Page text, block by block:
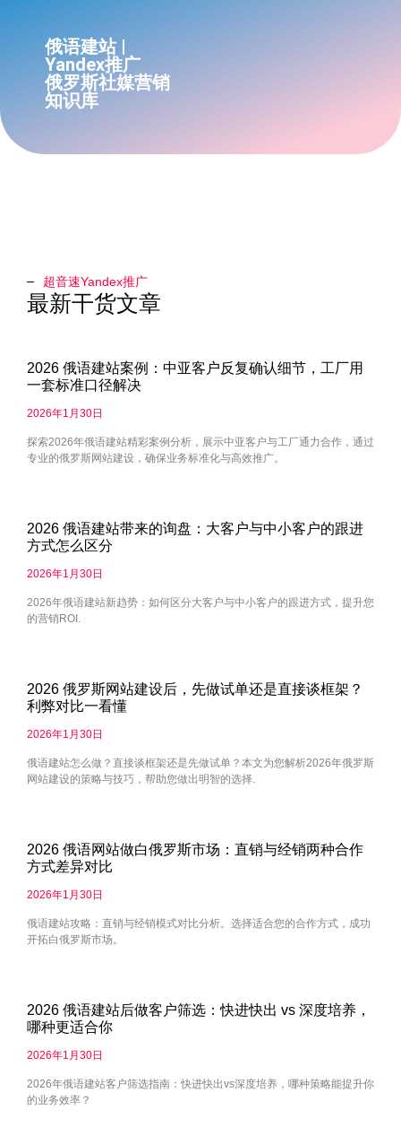
俄语建站 |
Yandex推广
俄罗斯社媒营销
知识库
超音速Yandex推广​
最新干货文章
2026 俄语建站案例：中亚客户反复确认细节，工厂用
一套标准口径解决
2026年1月30日
探索2026年俄语建站精彩案例分析，展示中亚客户与工厂通力合作，通过
专业的俄罗斯网站建设，确保业务标准化与高效推广。
2026 俄语建站带来的询盘：大客户与中小客户的跟进
方式怎么区分
2026年1月30日
2026年俄语建站新趋势：如何区分大客户与中小客户的跟进方式，提升您
的营销ROI.
2026 俄罗斯网站建设后，先做试单还是直接谈框架？
利弊对比一看懂
2026年1月30日
俄语建站怎么做？直接谈框架还是先做试单？本文为您解析2026年俄罗斯
网站建设的策略与技巧，帮助您做出明智的选择.
2026 俄语网站做白俄罗斯市场：直销与经销两种合作
方式差异对比
2026年1月30日
俄语建站攻略：直销与经销模式对比分析。选择适合您的合作方式，成功
开拓白俄罗斯市场。
2026 俄语建站后做客户筛选：快进快出 vs 深度培养，
哪种更适合你
2026年1月30日
2026年俄语建站客户筛选指南：快进快出vs深度培养，哪种策略能提升你
的业务效率？